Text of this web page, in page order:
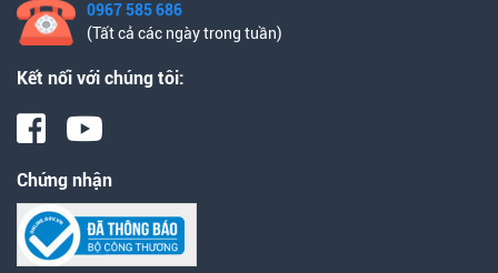
0967 585 686
(Tất cả các ngày trong tuần)
Kết nối với chúng tôi:
Chứng nhận